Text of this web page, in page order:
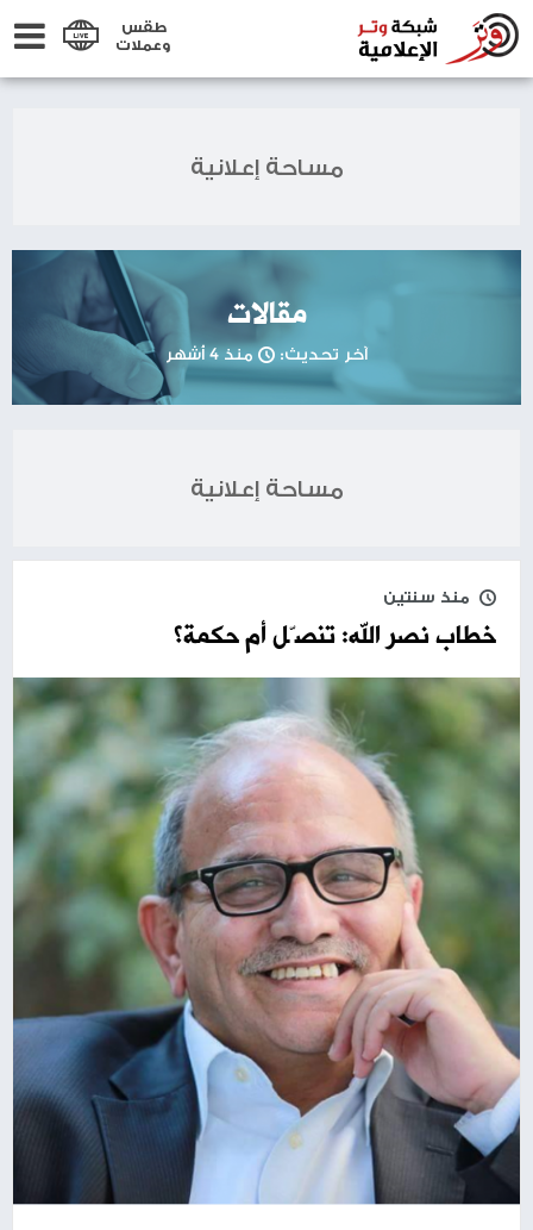
طقس
وعملات
مساحة إعلانية
مقالات
آخر تحديث: منذ 4 أشهر
مساحة إعلانية
منذ سنتين
خطاب نصر الله: تنصّل أم حكمة‎؟